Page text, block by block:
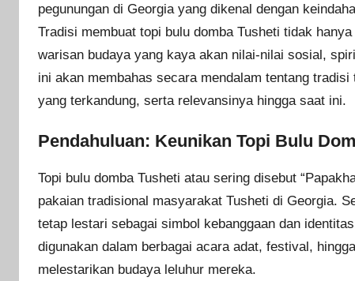
pegunungan di Georgia yang dikenal dengan
Tradisi membuat topi bulu domba Tusheti tidak
warisan budaya yang kaya akan nilai-nilai sosial,
ini akan membahas secara mendalam tentang
yang terkandung, serta relevansinya hingga saat ini.
Pendahuluan: Keunikan Topi Bulu
Topi bulu domba Tusheti atau sering disebut
pakaian tradisional masyarakat Tusheti di Georgia.
tetap lestari sebagai simbol kebanggaan dan
digunakan dalam berbagai acara adat, festival,
melestarikan budaya leluhur mereka.